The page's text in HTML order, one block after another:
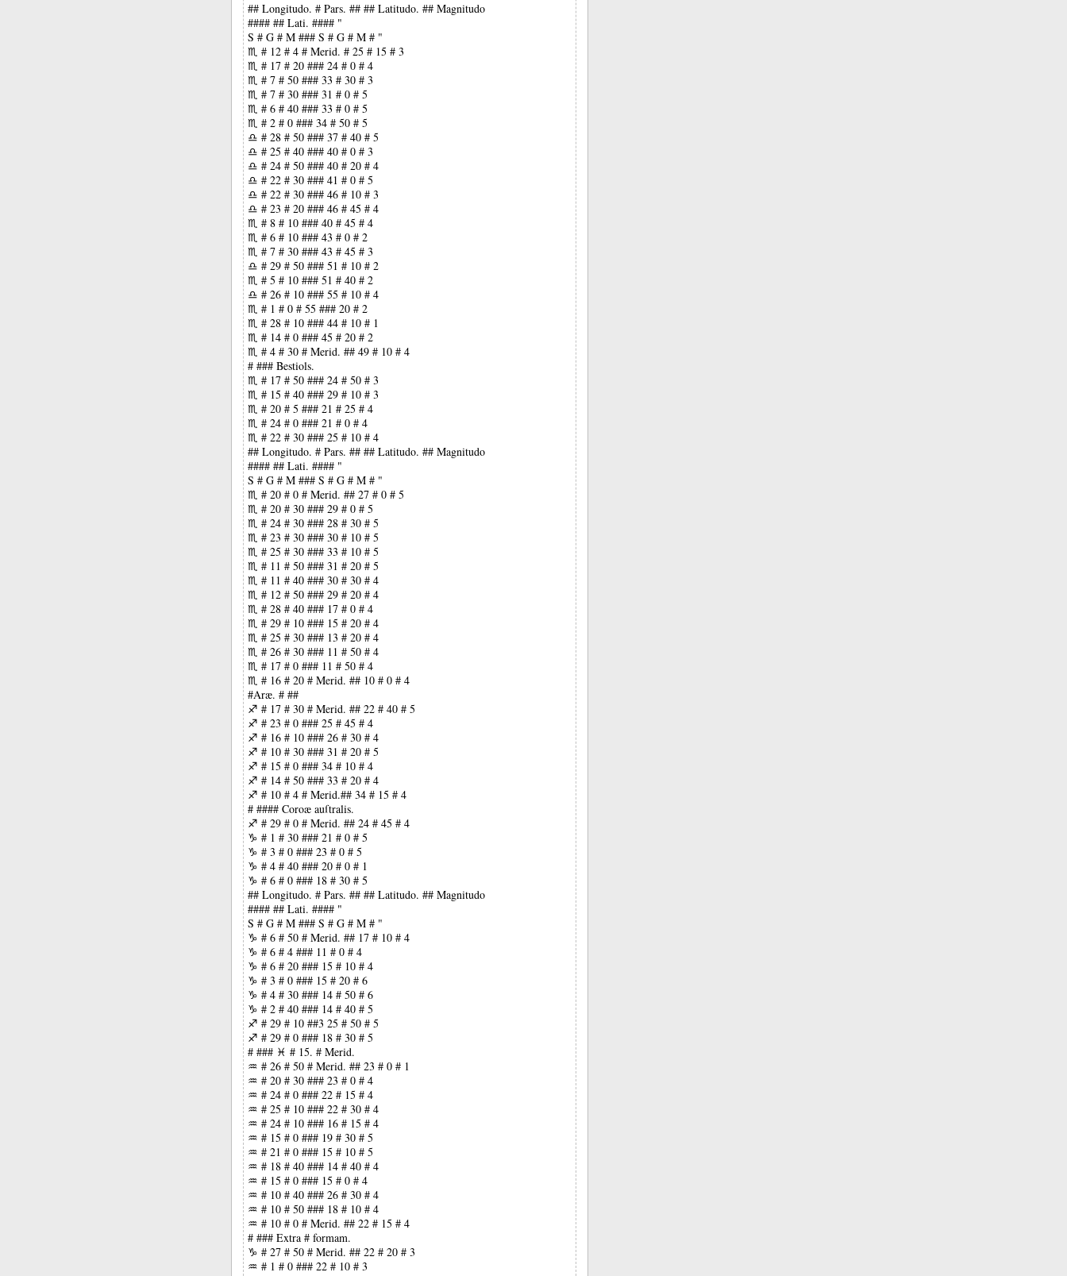
## Longitudo. # Pars. ## ## Latitudo. ## Magnitudo
#### ## Lati. #### "
S # G # M ### S # G # M # "
♏ # 12 # 4 # Merid. # 25 # 15 # 3
♏ # 17 # 20 ### 24 # 0 # 4
♏ # 7 # 50 ### 33 # 30 # 3
♏ # 7 # 30 ### 31 # 0 # 5
♏ # 6 # 40 ### 33 # 0 # 5
♏ # 2 # 0 ### 34 # 50 # 5
♎ # 28 # 50 ### 37 # 40 # 5
♎ # 25 # 40 ### 40 # 0 # 3
♎ # 24 # 50 ### 40 # 20 # 4
♎ # 22 # 30 ### 41 # 0 # 5
♎ # 22 # 30 ### 46 # 10 # 3
♎ # 23 # 20 ### 46 # 45 # 4
♏ # 8 # 10 ### 40 # 45 # 4
♏ # 6 # 10 ### 43 # 0 # 2
♏ # 7 # 30 ### 43 # 45 # 3
♎ # 29 # 50 ### 51 # 10 # 2
♏ # 5 # 10 ### 51 # 40 # 2
♎ # 26 # 10 ### 55 # 10 # 4
♏ # 1 # 0 # 55 ### 20 # 2
♏ # 28 # 10 ### 44 # 10 # 1
♏ # 14 # 0 ### 45 # 20 # 2
♏ # 4 # 30 # Merid. ## 49 # 10 # 4
# ### Bestiols.
♏ # 17 # 50 ### 24 # 50 # 3
♏ # 15 # 40 ### 29 # 10 # 3
♏ # 20 # 5 ### 21 # 25 # 4
♏ # 24 # 0 ### 21 # 0 # 4
♏ # 22 # 30 ### 25 # 10 # 4
## Longitudo. # Pars. ## ## Latitudo. ## Magnitudo
#### ## Lati. #### "
S # G # M ### S # G # M # "
♏ # 20 # 0 # Merid. ## 27 # 0 # 5
♏ # 20 # 30 ### 29 # 0 # 5
♏ # 24 # 30 ### 28 # 30 # 5
♏ # 23 # 30 ### 30 # 10 # 5
♏ # 25 # 30 ### 33 # 10 # 5
♏ # 11 # 50 ### 31 # 20 # 5
♏ # 11 # 40 ### 30 # 30 # 4
♏ # 12 # 50 ### 29 # 20 # 4
♏ # 28 # 40 ### 17 # 0 # 4
♏ # 29 # 10 ### 15 # 20 # 4
♏ # 25 # 30 ### 13 # 20 # 4
♏ # 26 # 30 ### 11 # 50 # 4
♏ # 17 # 0 ### 11 # 50 # 4
♏ # 16 # 20 # Merid. ## 10 # 0 # 4
#Aræ. # ##
♐ # 17 # 30 # Merid. ## 22 # 40 # 5
♐ # 23 # 0 ### 25 # 45 # 4
♐ # 16 # 10 ### 26 # 30 # 4
♐ # 10 # 30 ### 31 # 20 # 5
♐ # 15 # 0 ### 34 # 10 # 4
♐ # 14 # 50 ### 33 # 20 # 4
♐ # 10 # 4 # Merid.## 34 # 15 # 4
# #### Coroæ auſtralis.
♐ # 29 # 0 # Merid. ## 24 # 45 # 4
♑ # 1 # 30 ### 21 # 0 # 5
♑ # 3 # 0 ### 23 # 0 # 5
♑ # 4 # 40 ### 20 # 0 # 1
♑ # 6 # 0 ### 18 # 30 # 5
## Longitudo. # Pars. ## ## Latitudo. ## Magnitudo
#### ## Lati. #### "
S # G # M ### S # G # M # "
♑ # 6 # 50 # Merid. ## 17 # 10 # 4
♑ # 6 # 4 ### 11 # 0 # 4
♑ # 6 # 20 ### 15 # 10 # 4
♑ # 3 # 0 ### 15 # 20 # 6
♑ # 4 # 30 ### 14 # 50 # 6
♑ # 2 # 40 ### 14 # 40 # 5
♐ # 29 # 10 ##3 25 # 50 # 5
♐ # 29 # 0 ### 18 # 30 # 5
# ### ♓ # 15. # Merid.
♒ # 26 # 50 # Merid. ## 23 # 0 # 1
♒ # 20 # 30 ### 23 # 0 # 4
♒ # 24 # 0 ### 22 # 15 # 4
♒ # 25 # 10 ### 22 # 30 # 4
♒ # 24 # 10 ### 16 # 15 # 4
♒ # 15 # 0 ### 19 # 30 # 5
♒ # 21 # 0 ### 15 # 10 # 5
♒ # 18 # 40 ### 14 # 40 # 4
♒ # 15 # 0 ### 15 # 0 # 4
♒ # 10 # 40 ### 26 # 30 # 4
♒ # 10 # 50 ### 18 # 10 # 4
♒ # 10 # 0 # Merid. ## 22 # 15 # 4
# ### Extra # formam.
♑ # 27 # 50 # Merid. ## 22 # 20 # 3
♒ # 1 # 0 ### 22 # 10 # 3